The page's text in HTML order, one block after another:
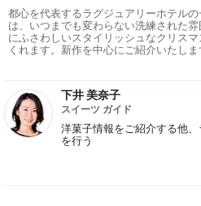
都心を代表するラグジュアリーホテル
は、いつまでも変わらない洗練された
にふさわしいスタイリッシュなクリス
くれます。新作を中心にご紹介いたしま
下井 美奈子
スイーツ ガイド
洋菓子情報をご紹介する他
を行う